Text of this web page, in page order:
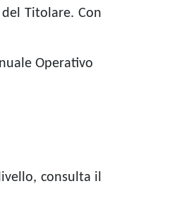
Titolare. Con
Operativo
consulta il